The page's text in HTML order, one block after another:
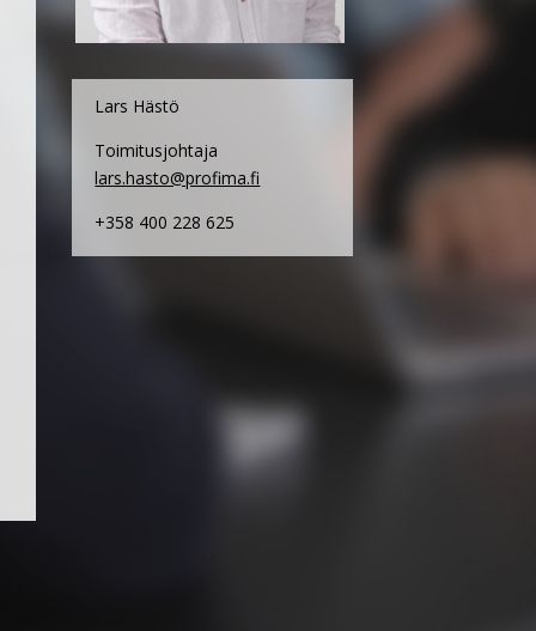
Lars Hästö
Toimitusjohtaja
lars.hasto@profima.fi
+358 400 228 625